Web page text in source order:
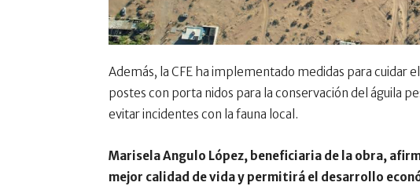
Además, la CFE ha implementado medidas para cuidar
postes con porta nidos para la conservación del águila
evitar incidentes con la fauna local.
Marisela Angulo López, beneficiaria de la obra,
mejor calidad de vida y permitirá el desarrollo